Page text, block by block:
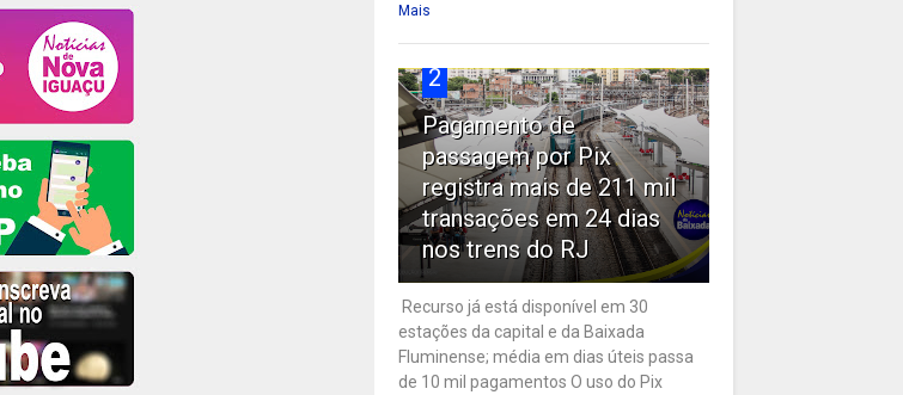
Mais
2
Pagamento de
passagem por Pix
registra mais de 211 mil
transações em 24 dias
nos trens do RJ
Recurso já está disponível em 30
estações da capital e da Baixada
Fluminense; média em dias úteis passa
de 10 mil pagamentos O uso do Pix